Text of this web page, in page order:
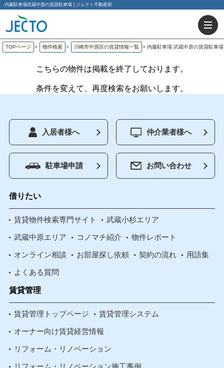
内藤駐車場武蔵中原の賃貸駐車場 | ジェクト不動産部
TOPページ > 物件検索 > 川崎市中原区の賃貸情報一覧 > 内藤駐車場 武蔵中原の賃貸駐車場
こちらの物件は掲載を終了しております。
条件を変えて、再度検索をお願いします。
入居者様へ 仲介業者様へ
駐車場申請 お問い合わせ
借りたい
賃貸物件検索専門サイト 武蔵小杉エリア
武蔵中原エリア コノマチ紹介 物件レポート
オンライン相談 お部屋探し依頼 契約の流れ 用語集
よくある質問
賃貸管理
賃貸管理トップページ 賃貸管理システム
オーナー向け賃貸経営情報
リフォーム・リノベーション
リフォーム・リノベーション施工事例